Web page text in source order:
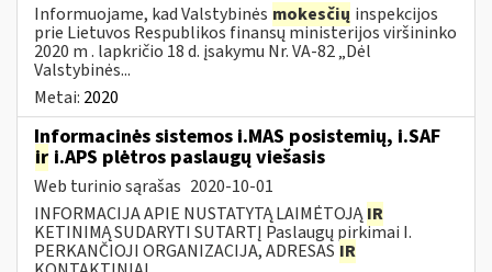
Informuojame, kad Valstybinės mokesčių inspekcijos
prie Lietuvos Respublikos finansų ministerijos viršininko
2020 m . lapkričio 18 d. įsakymu Nr. VA-82 „Dėl
Valstybinės...
Metai: 2020
Informacinės sistemos i.MAS posistemių, i.SAF
ir i.APS plėtros paslaugų viešasis
Web turinio sąrašas 2020-10-01
INFORMACIJA APIE NUSTATYTĄ LAIMĖTOJĄIR
KETINIMĄ SUDARYTI SUTARTĮ Paslaugų pirkimai I.
PERKANČIOJI ORGANIZACIJA, ADRESAS IR